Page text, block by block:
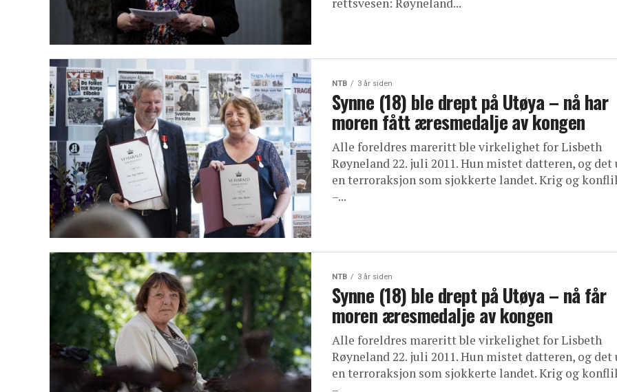
NTB 3 år siden
Synne (18) ble drept på Utøya – nå har
moren fått æresmedalje av kongen
Alle foreldres mareritt ble virkelighet for Lisbeth
Røyneland 22. juli 2011. Hun mistet datteren, og det
en terroraksjon som sjokkerte landet. Krig og
–...
NTB 3 år siden
Synne (18) ble drept på Utøya – nå får
moren æresmedalje av kongen
Alle foreldres mareritt ble virkelighet for Lisbeth
Røyneland 22. juli 2011. Hun mistet datteren, og det
en terroraksjon som sjokkerte landet. Krig og